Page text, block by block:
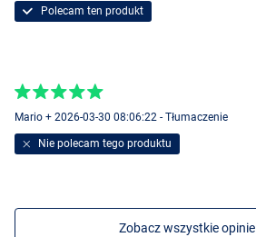
Polecam ten produkt
Mario + 2026-03-30 08:06:22 - Tłumaczenie
Nie polecam tego produktu
Zobacz wszystkie opinie